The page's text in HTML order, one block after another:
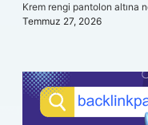
Krem rengi pantolon altına
Temmuz 27, 2026